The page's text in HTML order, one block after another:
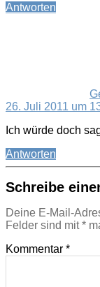
Antworten
26. Juli 2011 um
Ich würde doch
Antworten
Schreibe
Deine E-Mail-
Felder sind mit*
Kommentar *